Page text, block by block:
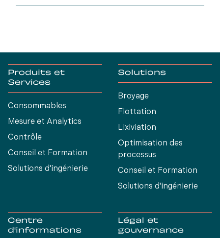
Produits et
Services
Consommables
Mesure et Analytics
Contrôle
Conseil et Formation
Solutions d'ingénierie
Solutions
Broyage
Flottation
Lixiviation
Optimisation des
processus
Conseil et Formation
Solutions d'ingénierie
Centre
d'informations
Légal et
gouvernance